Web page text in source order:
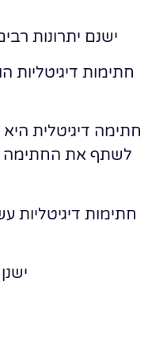
ישנם יתרונות
חתימות דיגיטליות
חתימה דיגיטלית
לשתף את החתימה
חתימות דיגיטליות